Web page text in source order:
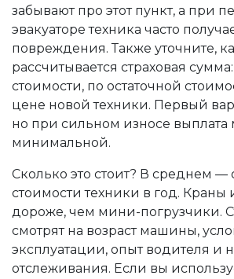
забывают про этот пункт, а при
эвакуаторе техника часто
повреждения. Также уточните,
рассчитывается страховая
стоимости, по остаточной
цене новой техники. Первый
но при сильном износе выплата
минимальной.
Сколько это стоит? В среднем —
стоимости техники в год. Краны
дороже, чем мини-погрузчики.
смотрят на возраст машины,
эксплуатации, опыт водителя и
отслеживания. Если вы